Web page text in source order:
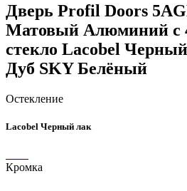
Дверь Profil Doors
Матовый Алюминий с
стекло Lacobel
Дуб SKY Белёный
Остекление
Lacobel Черный лак
Кромка